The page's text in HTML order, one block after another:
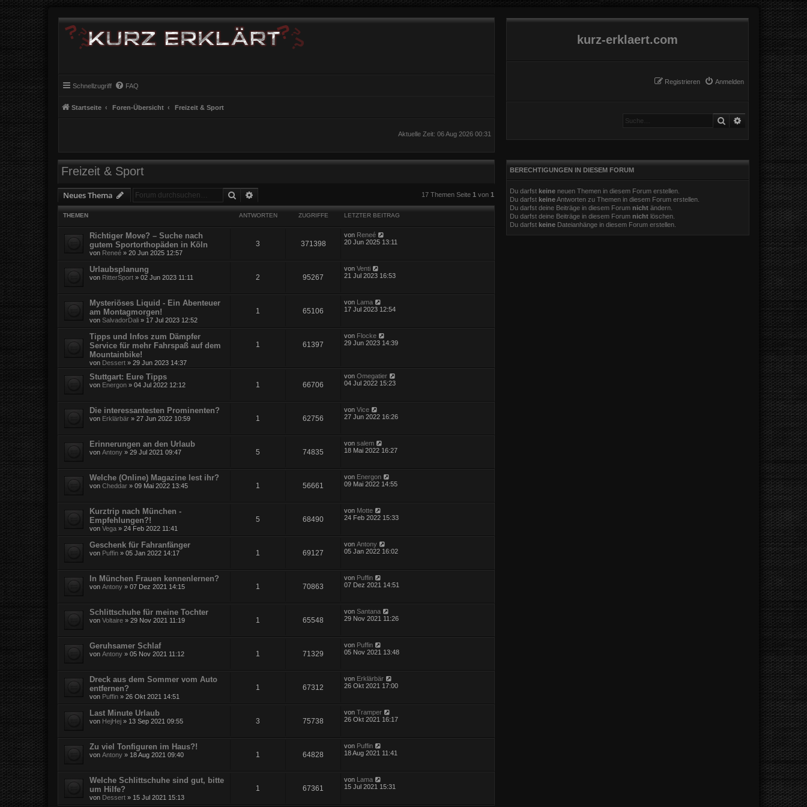
kurz-erklaert.com
Anmelden
Registrieren
Schnellzugriff FAQ
Startseite Foren-Übersicht Freizeit & Sport
Suche Erweiterte Suche
Aktuelle Zeit: 06 Aug 2026 00:31
Freizeit & Sport
Neues Thema Suche 17 Themen Seite 1 von 1
THEMEN ANTWORTEN ZUGRIFFE LETZTER BEITRAG
Richtiger Move? – Suche nach
gutem Sportorthopäden in Köln
von Reneé » 20 Jun 2025 12:57
3 371398
von Reneé
20 Jun 2025 13:11
Urlaubsplanung
von RitterSport » 02 Jun 2023 11:11 2 95267
vonVenti
21 Jul 2023 16:53
Mysteriöses Liquid - Ein Abenteuer
am Montagmorgen!
von SalvadorDali » 17 Jul 2023 12:52
1 65106
von
Lama
17 Jul 2023 12:54
Tipps und Infos zum Dämpfer
Service für mehr Fahrspaß auf dem
Mountainbike!
von Dessert » 29 Jun 2023 14:37
1 61397
von Flocke
29 Jun 2023 14:39
Stuttgart: Eure Tipps
von Energon » 04 Jul 2022 12:12 1 66706
vonOmegatier
04 Jul 2022 15:23
Die interessantesten Prominenten?
von Erklärbär » 27 Jun 2022 10:59 1 62756
vonVice
27 Jun 2022 16:26
Erinnerungen an den Urlaub
von Antony » 29 Jul 2021 09:47 5 74835
vonsalem
18 Mai 2022 16:27
Welche (Online) Magazine lest ihr?
von Cheddar » 09 Mai 2022 13:45 1 56661
von Energon
09 Mai 2022 14:55
Kurztrip nach München -
Empfehlungen?!
von Vega » 24 Feb 2022 11:41
5 68490
von Motte
24 Feb 2022 15:33
Geschenk für Fahranfänger
von Puffin » 05 Jan 2022 14:17 1 69127
vonAntony
05 Jan 2022 16:02
In München Frauen kennenlernen?
von Antony » 07 Dez 2021 14:15 1 70863
von Puffin
07 Dez 2021 14:51
Schlittschuhe für meine Tochter
von Voltaire » 29 Nov 2021 11:19 1 65548
vonSantana
29 Nov 2021 11:26
Geruhsamer Schlaf
von Antony » 05 Nov 2021 11:12 1 71329
von Puffin
05 Nov 2021 13:48
Dreck aus dem Sommer vom Auto
entfernen?
von Puffin » 26 Okt 2021 14:51
1 67312
von Erklärbär
26 Okt 2021 17:00
Last Minute Urlaub
von HejHej » 13 Sep 2021 09:55 3 75738
vonTramper
26 Okt 2021 16:17
Zu viel Tonfiguren im Haus?!
von Antony » 18 Aug 2021 09:40 1 64828
von Puffin
18 Aug 2021 11:41
Welche Schlittschuhe sind gut, bitte
um Hilfe?
von Dessert » 15 Jul 2021 15:13
1 67361
von
Lama
15 Jul 2021 15:31
BERECHTIGUNGEN IN DIESEM FORUM
Du darfst keineneuen Themen in diesem Forum erstellen.
Du darfst keineAntworten zu Themen in diesem Forum erstellen.
Du darfst deine Beiträge in diesem Forum nichtändern.
Du darfst deine Beiträge in diesem Forum nichtlöschen.
Du darfst keineDateianhänge in diesem Forum erstellen.